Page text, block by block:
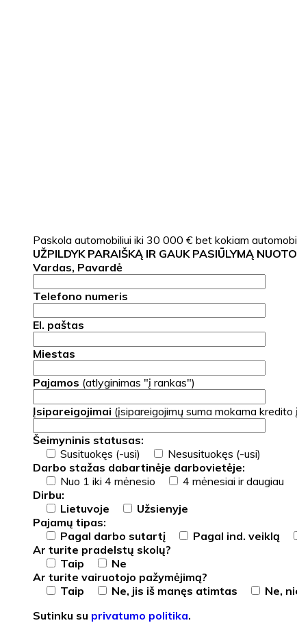
Paskola automobiliui iki 30 000 € bet kokiam
UŽPILDYK PARAIŠKĄ IR GAUK PASIŪLYMĄ
Vardas, Pavardė
Telefono numeris
El. paštas
Miestas
Pajamos (atlyginimas "į rankas")
Įsipareigojimai (įsipareigojimų suma mokama kredito
Šeimyninis statusas:
Susituokęs (-usi)
Nesusituokęs (-usi)
Darbo stažas dabartinėje darbovietėje:
Nuo 1 iki 4 mėnesio
4 mėnesiai ir daugiau
Dirbu:
Lietuvoje
Užsienyje
Pajamų tipas:
Pagal darbo sutartį
Pagal ind. veiklą
Ar turite pradelstų skolų?
Taip
Ne
Ar turite vairuotojo pažymėjimą?
Taip
Ne, jis iš manęs atimtas
Ne,
Sutinku su privatumo politika.